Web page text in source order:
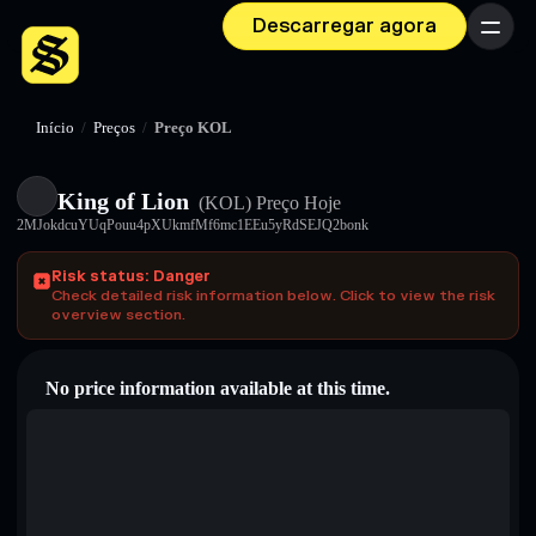
Descarregar agora Menu
Início / Preços / Preço KOL
King of Lion (KOL) Preço Hoje
2MJokdcuYUqPouu4pXUkmfMf6mc1EEu5yRdSEJQ2bonk
Risk status: Danger
Check detailed risk information below. Click to view the risk
overview section.
No price information available at this time.